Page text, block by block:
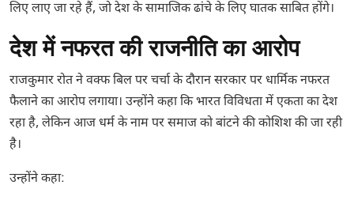
लिए लाए जा रहे हैं, जो देश के सामाजिक ढांचे के लिए घातक साबित होंगे।
देश में नफरत की राजनीति का आरोप
राजकुमार रोत ने वक्फ बिल पर चर्चा के दौरान सरकार पर धार्मिक नफरत
फैलाने का आरोप लगाया। उन्होंने कहा कि भारत विविधता में एकता का देश
रहा है, लेकिन आज धर्म के नाम पर समाज को बांटने की कोशिश की जा रही
है।
उन्होंने कहा: